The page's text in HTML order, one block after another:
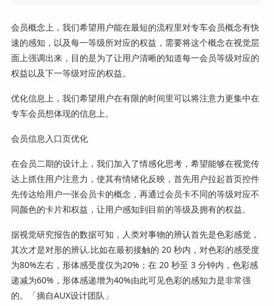
会员概念上，我们希望用户能在最短的流程里对专车会员概念有快
速的感知，以及每一等级所对应的权益，需要将这个概念在视觉层
面上强调出来，目的是为了让用户清晰的知道每一会员等级对应的
权益以及下一等级对应的权益。
优化信息上，我们希望用户在有限的时间里可以将注意力更集中在
专车会员想体现的信息上。
会员信息入口页优化
在会员二期的设计上，我们加入了情感化思考，希望能够在视觉传
达上抓住用户注意力，使其有情绪化反映，首先用户拉起首页控件
先传达给用户一张会员卡的概念，再通过会员卡不同的等级对应不
同颜色的卡片和权益，让用户感知到目前的等级及拥有的权益。
据视觉研究报告的数据可知，人类对事物的辨认首先是色彩感觉，
其次才是对形的辨认.比如在最初接触的 20 秒内，对色彩的感受度
为80%左右，形体感受度仅为20%；在 20 秒至 3 分钟内，色彩感
递减为60%，形体感递增为40%由此可见色彩的感知力是非常强
的。「摘自AUX设计团队」